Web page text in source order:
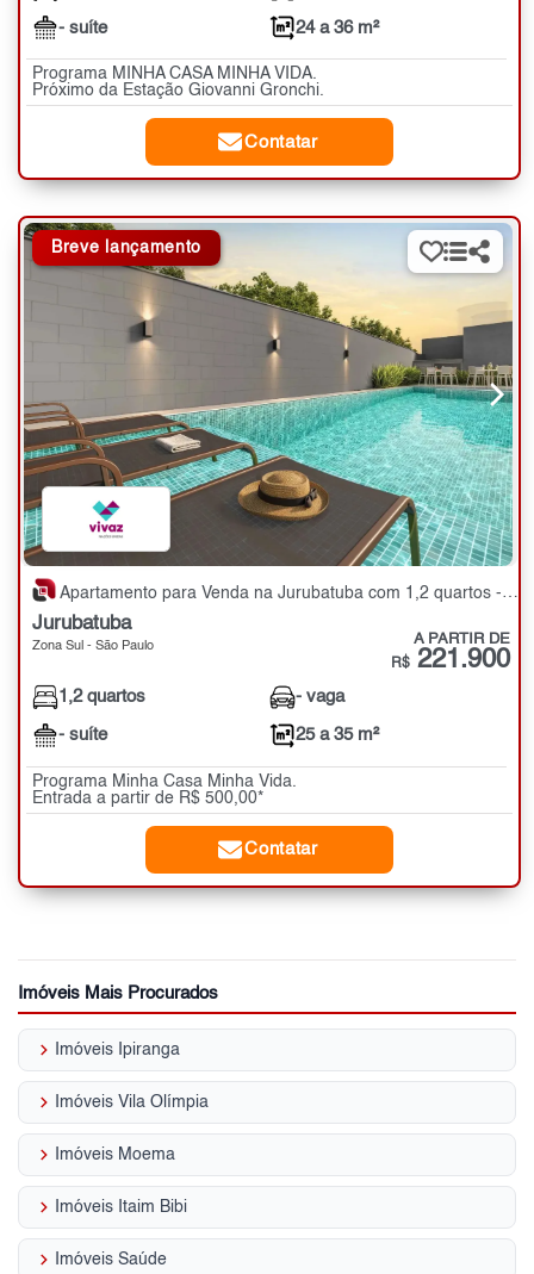
- suíte 24 a 36 m²
Programa MINHA CASA MINHA VIDA.
Próximo da Estação Giovanni Gronchi.
Contatar
Breve lançamento
Apartamento para Venda na Jurubatuba com 1,2 quartos - 25 a 35 m²
Jurubatuba
Zona Sul - São Paulo A PARTIR DE
R$ 221.900
1,2 quartos
- suíte
- vaga
25 a 35 m²
Programa Minha Casa Minha Vida.
Entrada a partir de R$ 500,00*
Contatar
Imóveis Mais Procurados
keyboard_arrow_right Imóveis Ipiranga
keyboard_arrow_right Imóveis Vila Olímpia
keyboard_arrow_right Imóveis Moema
keyboard_arrow_right Imóveis Itaim Bibi
keyboard_arrow_right Imóveis Saúde